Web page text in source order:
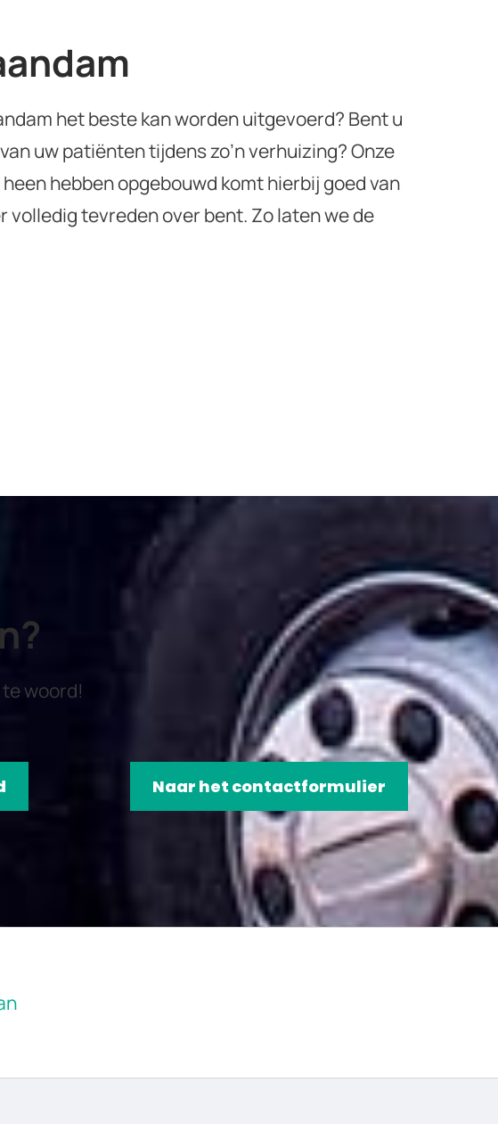
het beste kan worden uitgevoerd? Bent u
uw patiënten tijdens zo’n verhuizing? Onze
hebben opgebouwd komt hierbij goed van
volledig tevreden over bent. Zo laten we de
woord!
Naar het contactformulier